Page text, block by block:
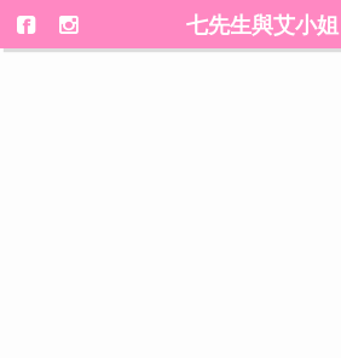
七先生與艾小姐